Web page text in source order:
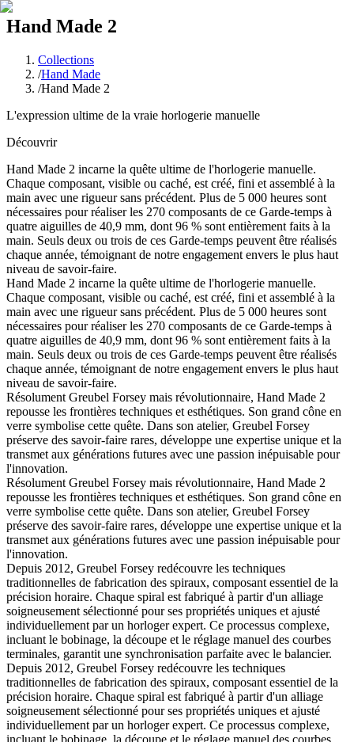
Hand Made 2
Collections
/Hand Made
/Hand Made 2
L'expression ultime de la vraie horlogerie manuelle
Découvrir
Hand Made 2 incarne la quête ultime de l'horlogerie manuelle.
Chaque composant, visible ou caché, est créé, fini et assemblé à la
main avec une rigueur sans précédent. Plus de 5 000 heures sont
nécessaires pour réaliser les 270 composants de ce Garde-temps à
quatre aiguilles de 40,9 mm, dont 96 % sont entièrement faits à la
main. Seuls deux ou trois de ces Garde-temps peuvent être réalisés
chaque année, témoignant de notre engagement envers le plus haut
niveau de savoir-faire.
Hand Made 2 incarne la quête ultime de l'horlogerie manuelle.
Chaque composant, visible ou caché, est créé, fini et assemblé à la
main avec une rigueur sans précédent. Plus de 5 000 heures sont
nécessaires pour réaliser les 270 composants de ce Garde-temps à
quatre aiguilles de 40,9 mm, dont 96 % sont entièrement faits à la
main. Seuls deux ou trois de ces Garde-temps peuvent être réalisés
chaque année, témoignant de notre engagement envers le plus haut
niveau de savoir-faire.
Résolument Greubel Forsey mais révolutionnaire, Hand Made 2
repousse les frontières techniques et esthétiques. Son grand cône en
verre symbolise cette quête. Dans son atelier, Greubel Forsey
préserve des savoir-faire rares, développe une expertise unique et la
transmet aux générations futures avec une passion inépuisable pour
l'innovation.
Résolument Greubel Forsey mais révolutionnaire, Hand Made 2
repousse les frontières techniques et esthétiques. Son grand cône en
verre symbolise cette quête. Dans son atelier, Greubel Forsey
préserve des savoir-faire rares, développe une expertise unique et la
transmet aux générations futures avec une passion inépuisable pour
l'innovation.
Depuis 2012, Greubel Forsey redécouvre les techniques
traditionnelles de fabrication des spiraux, composant essentiel de la
précision horaire. Chaque spiral est fabriqué à partir d'un alliage
soigneusement sélectionné pour ses propriétés uniques et ajusté
individuellement par un horloger expert. Ce processus complexe,
incluant le bobinage, la découpe et le réglage manuel des courbes
terminales, garantit une synchronisation parfaite avec le balancier.
Depuis 2012, Greubel Forsey redécouvre les techniques
traditionnelles de fabrication des spiraux, composant essentiel de la
précision horaire. Chaque spiral est fabriqué à partir d'un alliage
soigneusement sélectionné pour ses propriétés uniques et ajusté
individuellement par un horloger expert. Ce processus complexe,
incluant le bobinage, la découpe et le réglage manuel des courbes